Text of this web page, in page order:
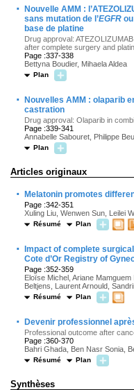
·
Nouvelle AMM :
sans mutation de l’EGFR
base de platine
Drug approval:
after complete surgery and
Page :337-338
Bettyna Boudier, Mihaela Aldea
Plan
·
Nouvelles AMM : olaparib
castration
Drug approval: Olaparib in
Page :339-341
Annabelle Sabouret, Philippe
Plan
Articles originaux
· Melatonin promotes
Page :342-351
Xuling Liu, Wenwen Sun, Leilei
Résumé Plan
·
Impact of complete
Cote d’Or Registry of
Page :352-359
Eloïse Michel, Ariane
Beltjens, Laurent Arnould,
Résumé Plan
· Devenir professionnel
Professional outcome after
Page :360-370
Bahri Ghada, Ben Nasr Sonia,
Résumé Plan
Synthèses